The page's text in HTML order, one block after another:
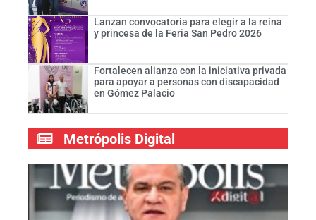
Lanzan convocatoria para elegir a la reina
y princesa de la Feria San Pedro 2026
Fortalecen alianza con la iniciativa privada
para apoyar a personas con discapacidad
en Gómez Palacio
Metrópolis Digital